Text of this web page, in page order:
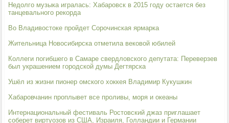
Недолго музыка игралась: Хабаровск в 2015 году остается без
танцевального рекорда
Во Владивостоке пройдет Сорочинская ярмарка
Жительница Новосибирска отметила вековой юбилей
Коллеги погибшего в Самаре свердловского депутата: Переверзев
был украшением городской думы Дегтярска
Ушёл из жизни пионер омского хоккея Владимир Кукушкин
Хабаровчанин проплывет все проливы, моря и океаны
Интернациональный фестиваль Ростовский джаз приглашает
соберет виртуозов из США, Израиля, Голландии и Германии